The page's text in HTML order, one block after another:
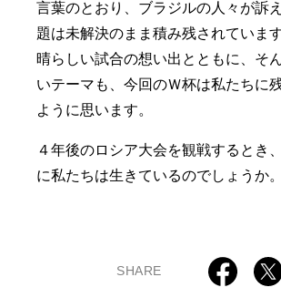
言葉のとおり、ブラジルの人々が訴
題は未解決のまま積み残されていま
晴らしい試合の想い出とともに、そ
いテーマも、今回のＷ杯は私たちに
ように思います。
４年後のロシア大会を観戦するとき
に私たちは生きているのでしょうか。
SHARE